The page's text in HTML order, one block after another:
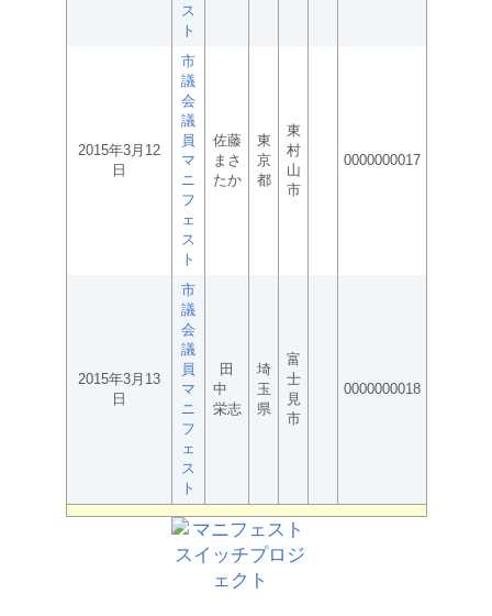
ス
ト
2015年3月12
日
市
議
会
議
員
マ
ニ
フ
ェ
ス
ト
佐藤
まさ
たか
東
京
都
東
村
山
市
0000000017
2015年3月13
日
市
議
会
議
員
マ
ニ
フ
ェ
ス
ト
田
中
栄志
埼
玉
県
富
士
見
市
0000000018